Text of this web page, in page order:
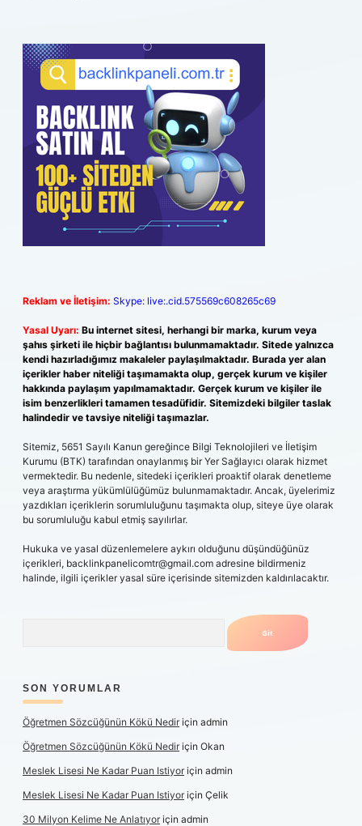
Reklam ve İletişim: Skype: live:.cid.575569c608265c69
Yasal Uyarı: Bu internet sitesi, herhangi bir marka, kurum veya
şahıs şirketi ile hiçbir bağlantısı bulunmamaktadır. Sitede yalnızca
kendi hazırladığımız makaleler paylaşılmaktadır. Burada yer alan
içerikler haber niteliği taşımamakta olup, gerçek kurum ve kişiler
hakkında paylaşım yapılmamaktadır. Gerçek kurum ve kişiler ile
isim benzerlikleri tamamen tesadüfidir. Sitemizdeki bilgiler taslak
halindedir ve tavsiye niteliği taşımazlar.
Sitemiz, 5651 Sayılı Kanun gereğince Bilgi Teknolojileri ve İletişim
Kurumu (BTK) tarafından onaylanmış bir Yer Sağlayıcı olarak hizmet
vermektedir. Bu nedenle, sitedeki içerikleri proaktif olarak denetleme
veya araştırma yükümlülüğümüz bulunmamaktadır. Ancak, üyelerimiz
yazdıkları içeriklerin sorumluluğunu taşımakta olup, siteye üye olarak
bu sorumluluğu kabul etmiş sayılırlar.
Hukuka ve yasal düzenlemelere aykırı olduğunu düşündüğünüz
içerikleri, backlinkpanelicomtr@gmail.com adresine bildirmeniz
halinde, ilgili içerikler yasal süre içerisinde sitemizden kaldırılacaktır.
SON YORUMLAR
Öğretmen Sözcüğünün Kökü Nediriçin admin
Öğretmen Sözcüğünün Kökü Nediriçin Okan
Meslek Lisesi Ne Kadar Puan Istiyoriçin admin
Meslek Lisesi Ne Kadar Puan Istiyoriçin Çelik
30 Milyon Kelime Ne Anlatıyoriçin admin